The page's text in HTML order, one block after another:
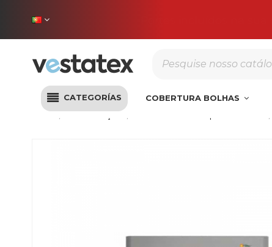
CATEGORÍAS COBERTURA BOLHAS
Início Climatização